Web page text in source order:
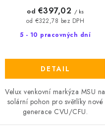
5 - 10 pracovných dní
od €322,78 bez DPH
od €397,02 / ks
DETAIL
Velux venkovní markýza MSU na
solární pohon pro světlíky nové
generace CVU/CFU.